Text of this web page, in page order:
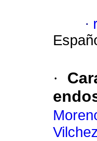
·
·